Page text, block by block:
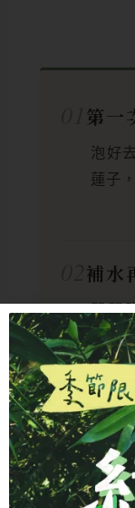
第一
泡好
蓮子
補水
開關
子，
綿。
03加糖
蓮子